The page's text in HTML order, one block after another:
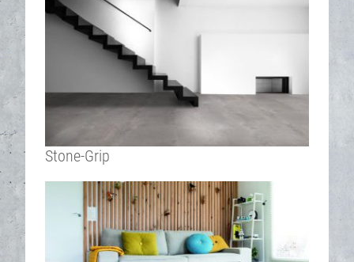
Stone-Grip